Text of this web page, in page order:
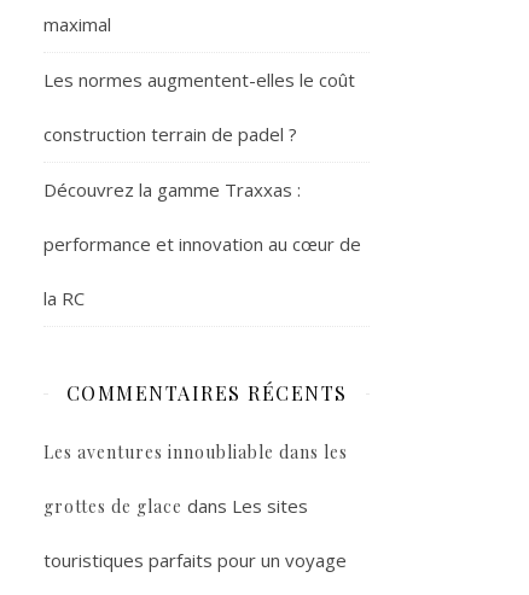
maximal
Les normes augmentent-elles le coût
construction terrain de padel ?
Découvrez la gamme Traxxas :
performance et innovation au cœur de
la RC
COMMENTAIRES RÉCENTS
Les aventures innoubliable dans les
grottes de glace dans Les sites
touristiques parfaits pour un voyage